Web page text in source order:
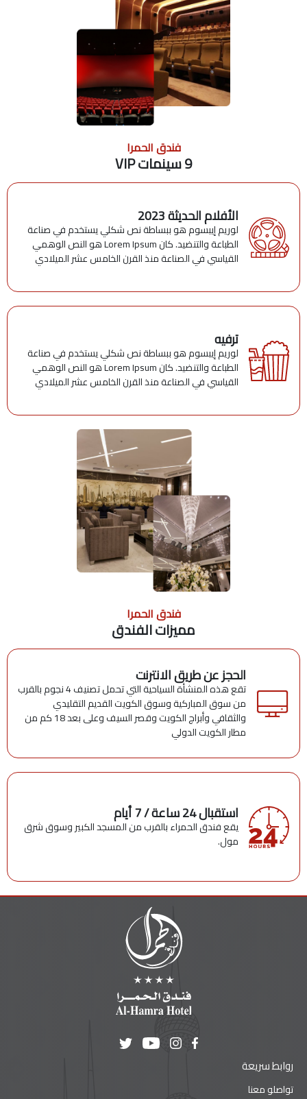
فندق الحمرا
9 سينمات VIP
الأفلام الحديثة 2023
لوريم إيبسوم هو ببساطة نص شكلي يستخدم في صناعة
الطباعة والتنضيد. كان Lorem Ipsum هو النص الوهمي
القياسي في الصناعة منذ القرن الخامس عشر الميلادي
ترفيه
لوريم إيبسوم هو ببساطة نص شكلي يستخدم في صناعة
الطباعة والتنضيد. كان Lorem Ipsum هو النص الوهمي
القياسي في الصناعة منذ القرن الخامس عشر الميلادي
فندق الحمرا
مميزات الفندق
الحجز عن طريق الانترنت
تقع هذه المنشأة السياحية التي تحمل تصنيف 4 نجوم بالقرب
من سوق المباركية وسوق الكويت القديم التقليدي
والثقافي وأبراج الكويت وقصر السيف وعلى بعد 18 كم من
مطار الكويت الدولي
استقبال 24 ساعة / 7 أيام
يقع فندق الحمراء بالقرب من المسجد الكبير وسوق شرق
مول.
روابط سريعة
تواصلو معنا